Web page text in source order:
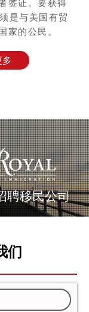
签证。要获得
是与美国有贸
家的公民。
多
聘移民公司
们